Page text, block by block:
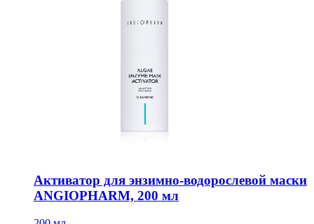
Активатор для энзимно-водорослевой маски
ANGIOPHARM, 200 мл